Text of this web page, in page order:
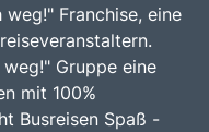
Franchise, eine
Gruppe eine
mit 100%
Busreisen Spaß -